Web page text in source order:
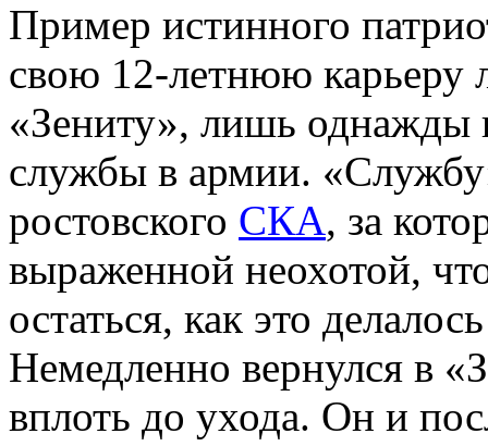
Пример истинного
свою 12-летнюю карьеру
«Зениту», лишь однажды
службы в армии.
ростовского СКА, за
выраженной неохотой,
остаться, как это
Немедленно вернулся в
вплоть до ухода. Он и